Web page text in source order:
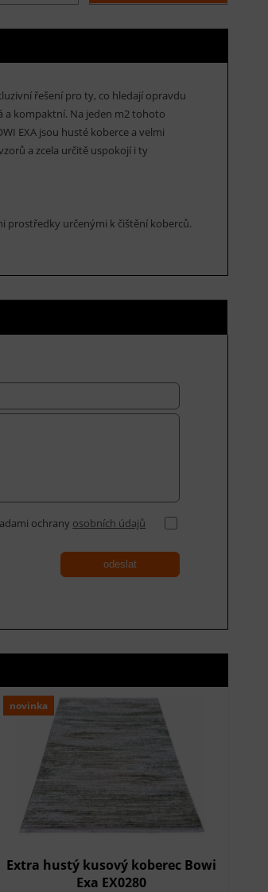
řešení pro ty, co hledají opravdu
a kompaktní. Na jeden m2 tohoto
EXA jsou husté koberce a velmi
a zcela určitě uspokojí i ty
prostředky určenými k čištění koberců.
ochrany osobních údajů
odeslat
novinka
Extra hustý kusový koberec Bowi
Exa EX0280